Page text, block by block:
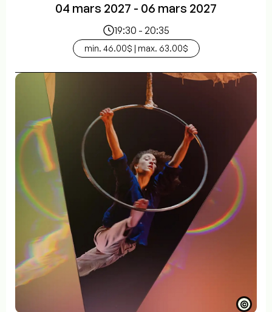
04 mars 2027 - 06 mars 2027
19:30 - 20:35
min. 46.00$ | max. 63.00$
©